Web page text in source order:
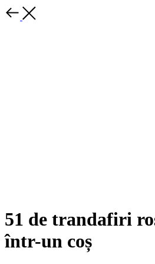
51 de trandafiri
într-un coș